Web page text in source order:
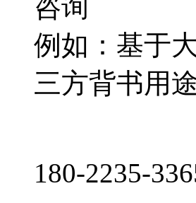
咨询
例如：基于
三方背书用
180-2235-